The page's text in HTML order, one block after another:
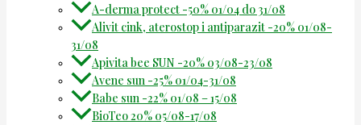
A-derma protect -50% 01/04 do 31/08
Alivit cink, aterostop i antiparazit -20% 01/08-
31/08
Apivita bee SUN -20% 03/08-23/08
Avene sun -25% 01/04-31/08
Babe sun -22% 01/08 – 15/08
BioTeo 20% 05/08-17/08